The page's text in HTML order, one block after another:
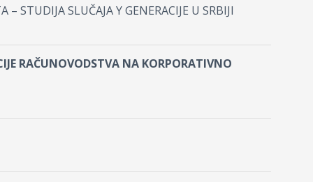
– STUDIJA SLUČAJA Y GENERACIJE U SRBIJI
RAČUNOVODSTVA NA KORPORATIVNO